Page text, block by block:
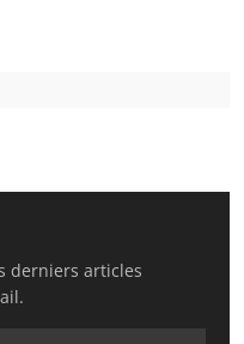
derniers articles